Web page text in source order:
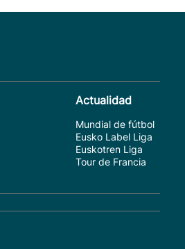
Actualidad
Mundial de fútbol
Eusko Label Liga
Euskotren Liga
Tour de Francia